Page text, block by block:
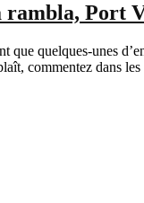
rambla, Port
que quelques-unes
commentez dans les